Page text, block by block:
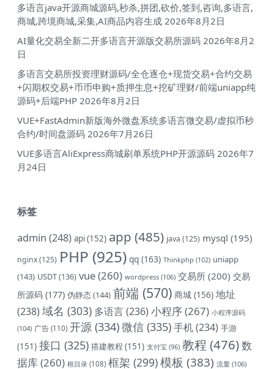
多语言java开源商城源码,秒杀,拼团,砍价,签到,咨询,多语言,
商城,跨境商城,采集,AI商品内容生成 2026年8月2日
AI量化交易全新二开多语言开源版交易所源码 2026年8月2
日
多语言交易所投资理财源码/全仓逐仓+现货交易+合约交易
+闪期权交易+币币申购+质押生息+挖矿理财/前端uniapp纯
源码+后端PHP 2026年8月2日
VUE+FastAdmin新版海外微盘系统多语言微交易/虚拟币秒
合约/时间盘源码 2026年7月26日
VUE多语言AliExpress商城刷单系统PHP开源源码 2026年7
月24日
标签
admin (248) api(152) app (485) java (125) mysql (195)
nginx(125) PHP (925) qq (163) Thinkphp (102) uniapp
(143) USDT(136) vue(260) wordpress (106) 交易所 (200) 交易
所源码 (177) 伪静态(144) 前端 (570) 商城 (156) 地址
(238)域名 (303) 多语言(236) 小程序(267) 小程序源码
(104) 广告 (110) 开源 (334)微信 (335)手机(234) 手游
(151) 接口 (325) 搭建教程 (151) 支付宝 (96) 教程 (476)数
据库(260) 根目录 (108) 框架 (299)模板 (383) 流量 (106)